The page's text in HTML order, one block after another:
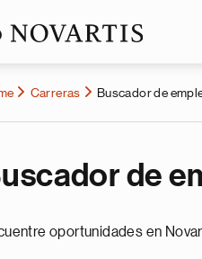
Carreras Buscador de
de
oportunidades en